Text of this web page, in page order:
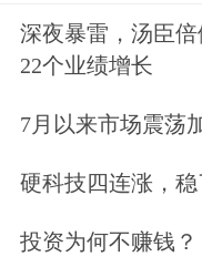
业金融机构存
8月末，外币
深夜暴雷，汤臣倍
22个业绩增长
7月以来市场震荡
硬科技四连涨，稳
投资为何不赚钱？